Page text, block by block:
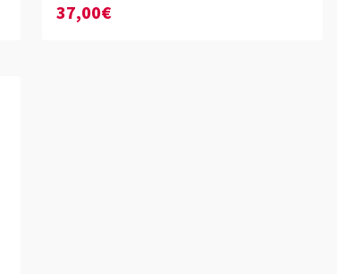
37,00€